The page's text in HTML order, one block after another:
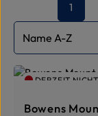
Seite
1
DERZEIT
Bowens